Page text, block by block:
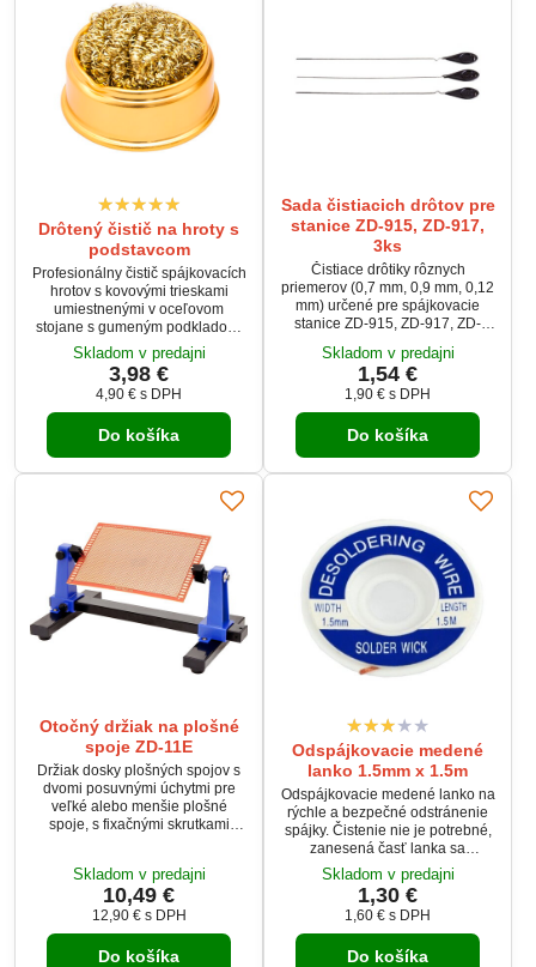
Drôtený čistič na hroty s
podstavcom
Profesionálny čistič spájkovacích
hrotov s kovovými trieskami
umiestnenými v oceľovom
stojane s gumeným podkladom.
Umožňuje efektívne čistenie
hrotu bez potreby znižovania
teploty alebo zvlhčovania.
Predlžuje životnosť hrotu až 50-
násobne v porovnaní s klasickou
hubkou. Možnosť dokúpiť
Skladom v predajni
3,98 €
4,90 € s DPH
Do košíka
Sada čistiacich drôtov pre
stanice ZD-915, ZD-917,
3ks
Čistiace drôtiky rôznych
priemerov (0,7 mm, 0,9 mm, 0,12
mm) určené pre spájkovacie
stanice ZD-915, ZD-917, ZD-
sú ideálne na čistenie hrotov
spájkovačiek a zabezpečujú ich
dlhodobú funkčnosť a efektivitu
pri spájkovaní.
Skladom v predajni
1,54 €
1,90 € s DPH
Do košíka
Otočný držiak na plošné
spoje ZD-11E
Držiak dosky plošných spojov s
dvomi posuvnými úchytmi pre
veľké alebo menšie plošné
spoje, s fixačnými skrutkami
Skladom v predajni
10,49 €
12,90 € s DPH
Do košíka
Odspájkovacie medené
lanko 1.5mm x 1.5m
Odspájkovacie medené lanko na
rýchle a bezpečné odstránenie
spájky. Čistenie nie je potrebné,
zanesená časť lanka sa
jednoducho odstrihne.
Odspájkovacie lanko rýchlo
absorbuje spájku a redukuje čas
potrebný na odspájkovacie,
vďaka čomu sa súčiastka
neprehrieva.
Skladom v predajni
1,30 €
1,60 € s DPH
Do košíka